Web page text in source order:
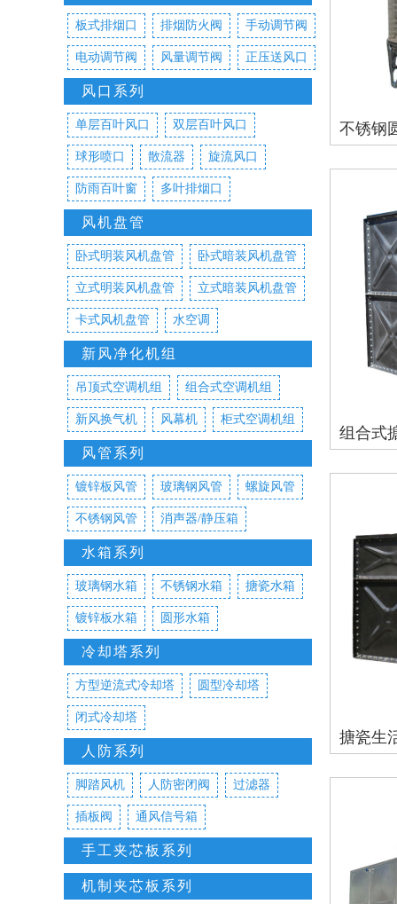
板式排烟口 排烟防火阀 手动调节阀
电动调节阀 风量调节阀 正压送风口
风口系列
单层百叶风口 双层百叶风口
球形喷口 散流器 旋流风口
防雨百叶窗 多叶排烟口
风机盘管
卧式明装风机盘管 卧式暗装风机盘管
立式明装风机盘管 立式暗装风机盘管
卡式风机盘管 水空调
新风净化机组
吊顶式空调机组 组合式空调机组
新风换气机 风幕机 柜式空调机组
风管系列
镀锌板风管 玻璃钢风管 螺旋风管
不锈钢风管 消声器/静压箱
水箱系列
玻璃钢水箱 不锈钢水箱 搪瓷水箱
镀锌板水箱 圆形水箱
冷却塔系列
方型逆流式冷却塔 圆型冷却塔
闭式冷却塔
人防系列
脚踏风机 人防密闭阀 过滤器
插板阀 通风信号箱
手工夹芯板系列
机制夹芯板系列
不锈钢
组合式
搪瓷生